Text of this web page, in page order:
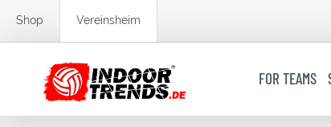
Zur Hauptnavigation springen
Shop Vereinsheim
FOR TEAMS